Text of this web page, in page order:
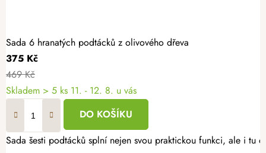
Sada 6 hranatých podtácků z olivového dřeva
375 Kč
469 Kč
Skladem > 5 ks 11. - 12. 8. u vás
DO KOŠÍKU
Sada šesti podtácků splní nejen svou praktickou funkci, ale i